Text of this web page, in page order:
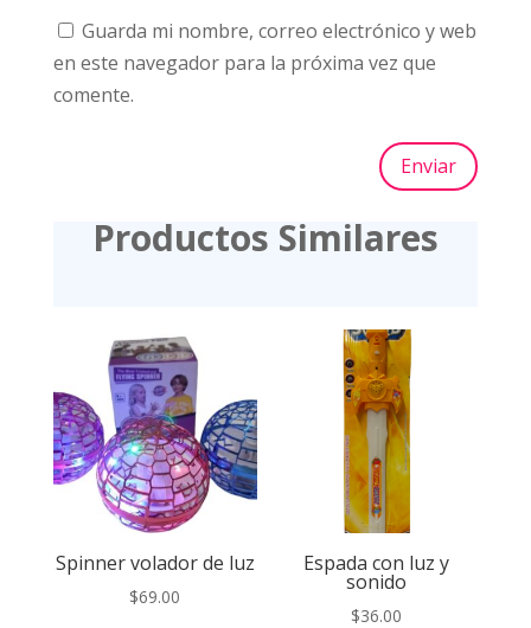
Guarda mi nombre, correo electrónico y web
en este navegador para la próxima vez que
comente.
Enviar
Productos Similares
Spinner volador de luz
$69.00
Espada con luz y
sonido
$36.00